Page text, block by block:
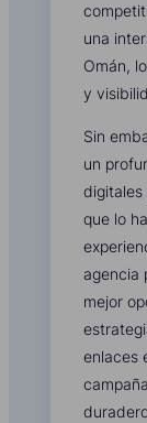
una
Omán,
y
Sin
un
digitales
que lo
agencia
mejor
enlaces